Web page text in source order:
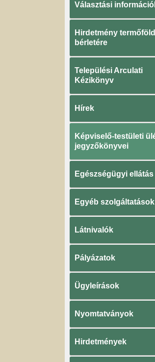
Választási
Hirdetmény termőföld
bérletére
Települési Arculati
Kézikönyv
Hírek
Képviselő-testületi
jegyzőkönyvei
Egészségügyi ellátás
Egyéb szolgáltatások
Látnivalók
Pályázatok
Ügyleírások
Nyomtatványok
Hirdetmények